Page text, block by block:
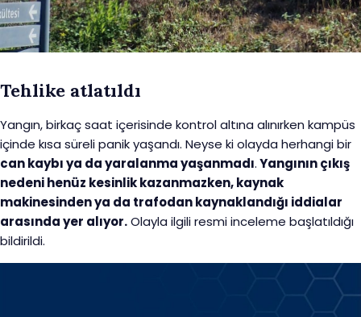
Tehlike atlatıldı
Yangın, birkaç saat içerisinde kontrol altına alınırken kampüs
içinde kısa süreli panik yaşandı. Neyse ki olayda herhangi bir
can kaybı ya da yaralanma yaşanmadı.Yangının çıkış
nedeni henüz kesinlik kazanmazken, kaynak
makinesinden ya da trafodan kaynaklandığı iddialar
arasında yer alıyor.Olayla ilgili resmi inceleme başlatıldığı
bildirildi.